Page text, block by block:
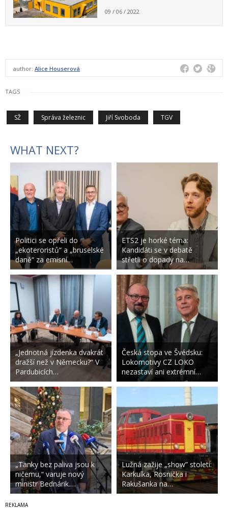
09 / 06 / 2022
author: Alice Houserová
TAGS
SŽ Správa železnic Jiří Svoboda TGV
WHAT NEXT?
Politici se opřeli do
„ekoteroristů“ a „bruselské
daně“ za emisní…
„Jednotná jízdenka dvakrát
dražší než v Německu?“ V
Pardubicích…
„Tanky bez paliva jsou k
ničemu,“ varuje nový
ministr Bednárik.…
ETS2 je horké téma:
Kandidáti se v debatě
střetli o dopady na…
Česká stopa ve Švédsku:
Lokomotivy CZ LOKO
nezastaví ani extrémní…
Lužná zažije „show” století:
Karkulka, Rosnička i
Rakušanka na…